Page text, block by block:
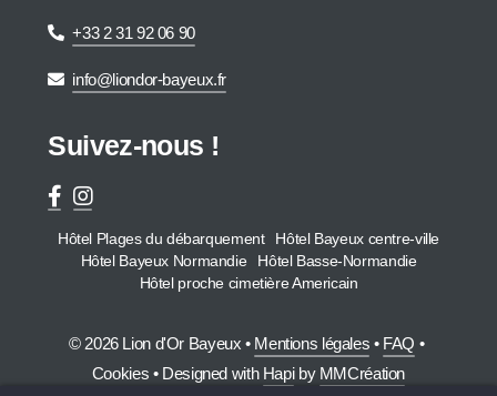
+33 2 31 92 06 90
info@liondor-bayeux.fr
Suivez-nous !
Hôtel Plages du débarquement
Hôtel Bayeux centre-ville
Hôtel Bayeux Normandie
Hôtel Basse-Normandie
Hôtel proche cimetière Americain
© 2026 Lion d'Or Bayeux • Mentions légales • FAQ •
Cookies • Designed with Hapiby MMCréation
Hôtel